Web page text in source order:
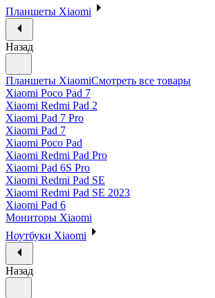
Планшеты Xiaomi
Назад
Планшеты XiaomiСмотреть все товары
Xiaomi Poco Pad 7
Xiaomi Redmi Pad 2
Xiaomi Pad 7 Pro
Xiaomi Pad 7
Xiaomi Poco Pad
Xiaomi Redmi Pad Pro
Xiaomi Pad 6S Pro
Xiaomi Redmi Pad SE
Xiaomi Redmi Pad SE 2023
Xiaomi Pad 6
Мониторы Xiaomi
Ноутбуки Xiaomi
Назад